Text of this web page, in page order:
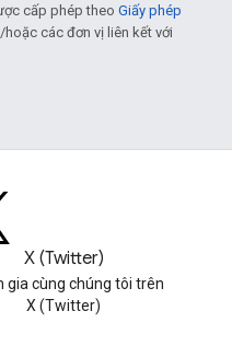
cấp phép theo Giấy phép
hoặc các đơn vị liên kết với
X (Twitter)
gia cùng chúng tôi trên
X (Twitter)